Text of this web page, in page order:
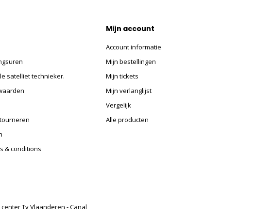
satelliet technieker.
& conditions
Tv Vlaanderen - Canal
Mijn account
Account informatie
Mijn bestellingen
Mijn tickets
Mijn verlanglijst
Vergelijk
Alle producten